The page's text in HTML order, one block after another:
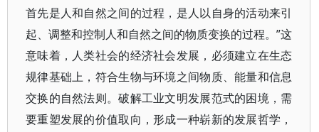
首先是人和自然之间的过程，是人以自身的活动来引
起、调整和控制人和自然之间的物质变换的过程。”这
意味着，人类社会的经济社会发展，必须建立在生态
规律基础上，符合生物与环境之间物质、能量和信息
交换的自然法则。破解工业文明发展范式的困境，需
要重塑发展的价值取向，形成一种崭新的发展哲学，